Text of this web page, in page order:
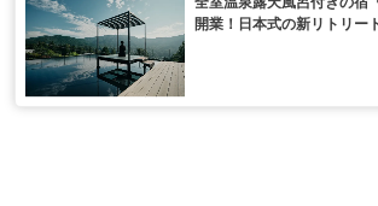
開業！日本式の新リトリー